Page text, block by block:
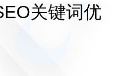
关键词优